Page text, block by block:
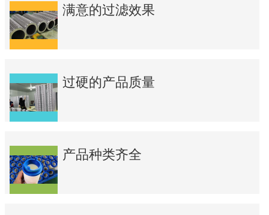
满意的过滤效果
过硬的产品质量
产品种类齐全